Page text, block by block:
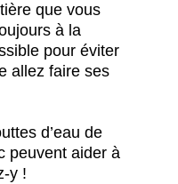
que vous
à la
pour éviter
allez faire ses
d’eau de
peuvent aider à
y !